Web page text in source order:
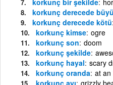
korkunç derecede
korkunç derecede kötü
korkunç kimse ogre
korkunç son doom
korkunç şekilde
korkunç hayal scary
korkunç oranda at an
korkunç ayı grizzly